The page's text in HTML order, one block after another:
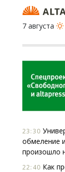
7 августа
23:30
обмеление
произошло
22:40 Как